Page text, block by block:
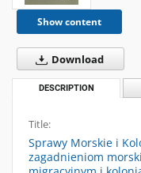
Show content
Download
DESCRIPTION
Title:
Sprawy Morskie i
zagadnieniom